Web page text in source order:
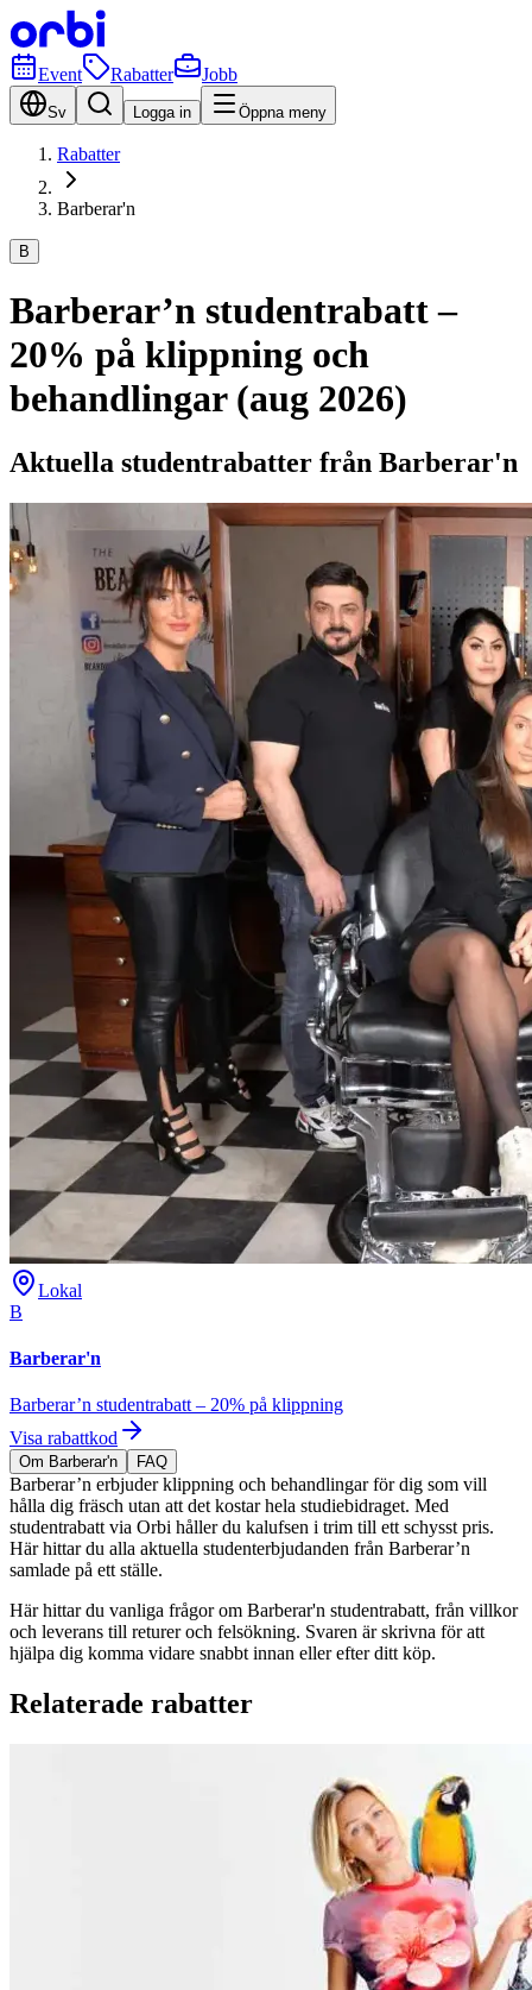
Event Rabatter Jobb
Sv Logga in Öppna meny
Rabatter
Barberar'n
B
Barberar’n studentrabatt –
20% på klippning och
behandlingar (aug 2026)
Aktuella studentrabatter från Barberar'n
Lokal
B
Barberar'n
Barberar’n studentrabatt – 20% på klippning
Visa rabattkod
Om Barberar'n FAQ
Barberar’n erbjuder klippning och behandlingar för dig som vill
hålla dig fräsch utan att det kostar hela studiebidraget. Med
studentrabatt via Orbi håller du kalufsen i trim till ett schysst pris.
Här hittar du alla aktuella studenterbjudanden från Barberar’n
samlade på ett ställe.
Här hittar du vanliga frågor om Barberar'n studentrabatt, från villkor
och leverans till returer och felsökning. Svaren är skrivna för att
hjälpa dig komma vidare snabbt innan eller efter ditt köp.
Relaterade rabatter